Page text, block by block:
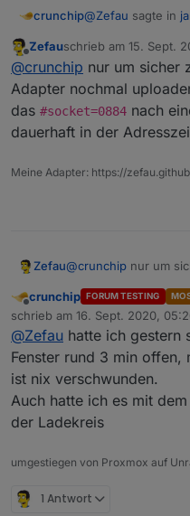
crunchip@Zefau sagte in
#socket=8084
das stand schon
screen
Zefauschrieb am 15. Sept.
zuletzt editiert von
@crunchip nur um sicher
Adapter nochmal
das #socket=0884 nach
dauerhaft in der
Meine Adapter: https://
Zefau@crunchip nur um
das#socket=0884
es dauerhaft in der
Offline
crunchip FORUM TESTING
schrieb am 16. Sept. 2020,
zuletzt editiert von
@Zefau hatte ich gestern
Fenster rund 3 min offen,
ist nix verschwunden.
Auch hatte ich es mit
der Ladekreis
umgestiegen von Proxmox auf
1 Antwort